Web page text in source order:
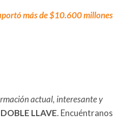
más de $10.600 millones
actual, interesante y
DOBLE LLAVE. Encuéntranos